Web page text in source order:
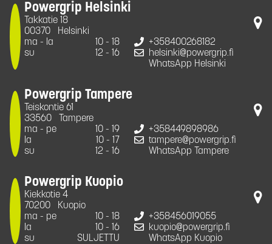
Powergrip Helsinki
Takkatie 18
00370
Helsinki
ma - la
10 - 18
su
12 - 16
+358400268182
helsinki@powergrip.fi
WhatsApp Helsinki
Powergrip Tampere
Teiskontie 61
33560
Tampere
ma - pe
10 - 19
la
10 - 17
su
12 - 16
+358449898986
tampere@powergrip.fi
WhatsApp Tampere
Powergrip Kuopio
Kiekkotie 4
70200
Kuopio
ma - pe
10 - 18
la
10 - 16
su
SULJETTU
+358456019055
kuopio@powergrip.fi
WhatsApp Kuopio